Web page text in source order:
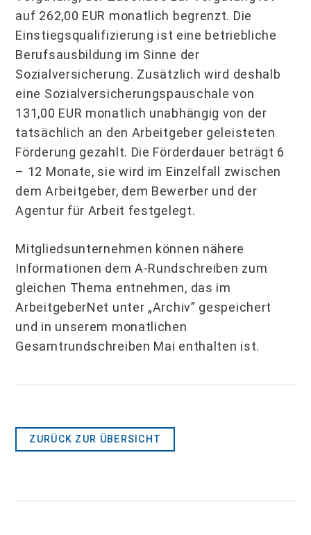
auf 262,00 EUR monatlich begrenzt. Die
Einstiegsqualifizierung ist eine betriebliche
Berufsausbildung im Sinne der
Sozialversicherung. Zusätzlich wird deshalb
eine Sozialversicherungspauschale von
131,00 EUR monatlich unabhängig von der
tatsächlich an den Arbeitgeber geleisteten
Förderung gezahlt. Die Förderdauer beträgt 6
– 12 Monate, sie wird im Einzelfall zwischen
dem Arbeitgeber, dem Bewerber und der
Agentur für Arbeit festgelegt.
Mitgliedsunternehmen können nähere
Informationen dem A-Rundschreiben zum
gleichen Thema entnehmen, das im
ArbeitgeberNet unter „Archiv” gespeichert
und in unserem monatlichen
Gesamtrundschreiben Mai enthalten ist.
ZURÜCK ZUR ÜBERSICHT